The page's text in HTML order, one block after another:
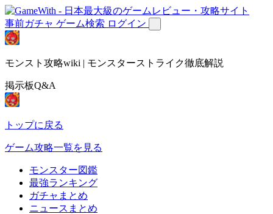
事前ガチャ ゲーム検索 ログイン
モンスト攻略wiki | モンスターストライク徹底解説
掲示板Q&A
トップに戻る
ゲーム攻略一覧を見る
モンスター図鑑
最強ランキング
ガチャまとめ
ニュースまとめ